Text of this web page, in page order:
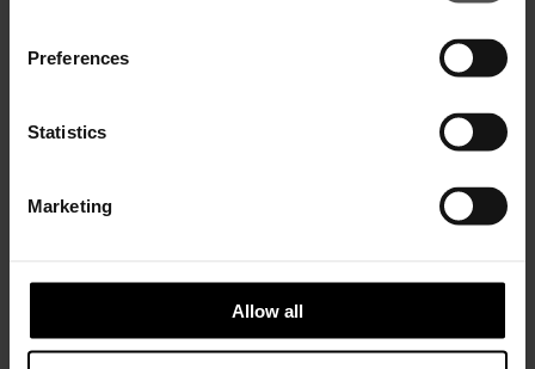
Preferences
Statistics
Marketing
Allow all
Jeans Bray regular in denim fisso
cimosato
Jeans Bray regular in denim fisso